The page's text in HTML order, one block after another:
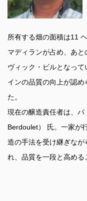
所有する畑の面積は11
マディランが占め、あ
ヴィック・ビルとなっ
インの品質の向上が認
た。
現在の醸造責任者は、
Berdoulet） 氏。一家が
造の手法を受け継ぎな
れ、品質を一段と高める